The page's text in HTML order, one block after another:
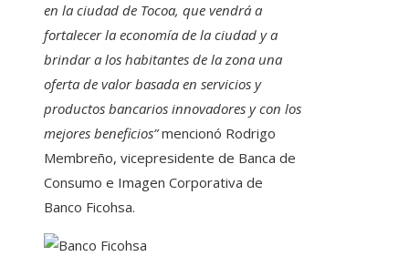
en la ciudad de Tocoa, que vendrá a
fortalecer la economía de la ciudad y a
brindar a los habitantes de la zona una
oferta de valor basada en servicios y
productos bancarios innovadores y con los
mejores beneficios”mencionó Rodrigo
Membreño, vicepresidente de Banca de
Consumo e Imagen Corporativa de
Banco Ficohsa.